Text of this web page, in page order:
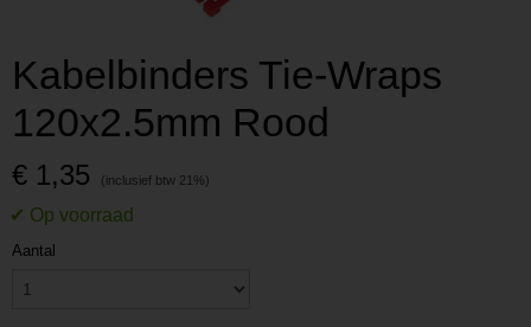
Kabelbinders Tie-Wraps
120x2.5mm Rood
€ 1,35
Aantal